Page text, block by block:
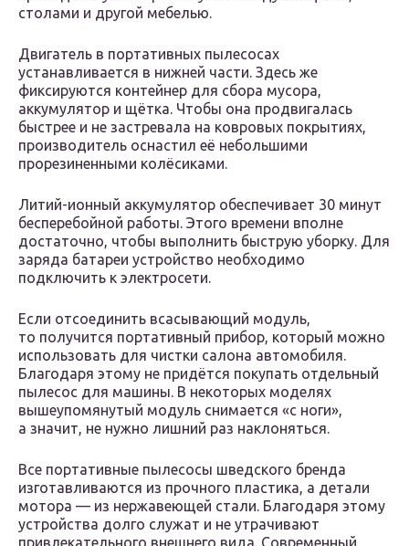
столами и другой мебелью.
Двигатель в портативных пылесосах
устанавливается в нижней части. Здесь же
фиксируются контейнер для сбора мусора,
аккумулятор и щётка. Чтобы она продвигалась
быстрее и не застревала на ковровых покрытиях,
производитель оснастил её небольшими
прорезиненными колёсиками.
Литий-ионный аккумулятор обеспечивает 30 минут
бесперебойной работы. Этого времени вполне
достаточно, чтобы выполнить быструю уборку. Для
заряда батареи устройство необходимо
подключить к электросети.
Если отсоединить всасывающий модуль,
то получится портативный прибор, который можно
использовать для чистки салона автомобиля.
Благодаря этому не придётся покупать отдельный
пылесос для машины. В некоторых моделях
вышеупомянутый модуль снимается «с ноги»,
а значит, не нужно лишний раз наклоняться.
Все портативные пылесосы шведского бренда
изготавливаются из прочного пластика, а детали
мотора — из нержавеющей стали. Благодаря этому
устройства долго служат и не утрачивают
привлекательного внешнего вида. Современный